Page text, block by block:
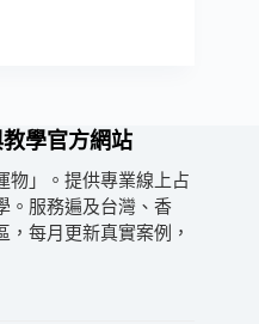
學官方網站
物」。提供專業線上占
。服務遍及台灣、香
每月更新真實案例，